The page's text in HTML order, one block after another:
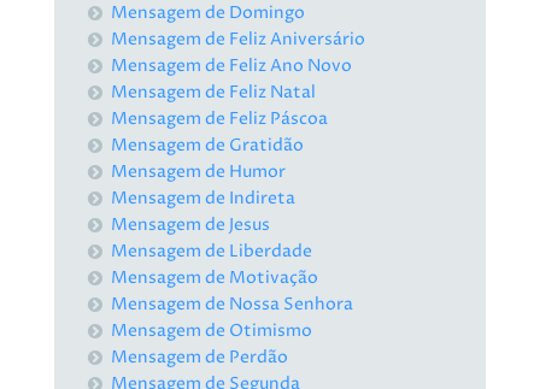
Mensagem de Domingo
Mensagem de Feliz Aniversário
Mensagem de Feliz Ano Novo
Mensagem de Feliz Natal
Mensagem de Feliz Páscoa
Mensagem de Gratidão
Mensagem de Humor
Mensagem de Indireta
Mensagem de Jesus
Mensagem de Liberdade
Mensagem de Motivação
Mensagem de Nossa Senhora
Mensagem de Otimismo
Mensagem de Perdão
Mensagem de Segunda